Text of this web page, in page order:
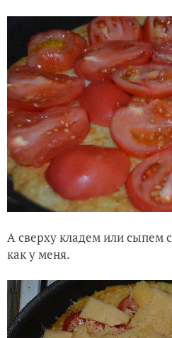
А сверху кладем или сыпем
как у меня.